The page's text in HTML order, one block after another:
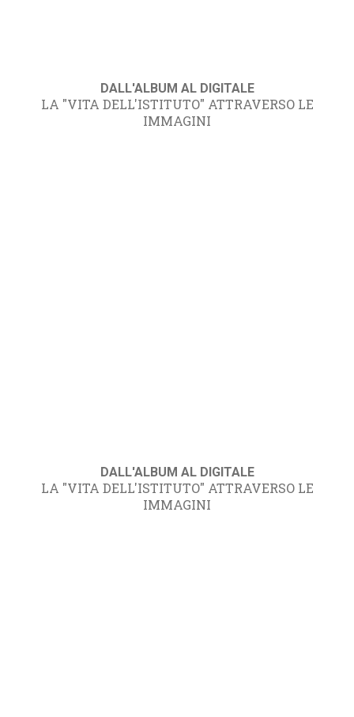
DALL'ALBUM AL DIGITALE
LA "VITA DELL'ISTITUTO" ATTRAVERSO LE
IMMAGINI
DALL'ALBUM AL DIGITALE
LA "VITA DELL'ISTITUTO" ATTRAVERSO LE
IMMAGINI